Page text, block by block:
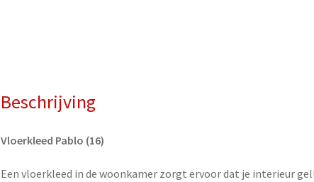
Beschrijving
Vloerkleed Pablo (16)
Een vloerkleed in de woonkamer zorgt ervoor dat je interieur